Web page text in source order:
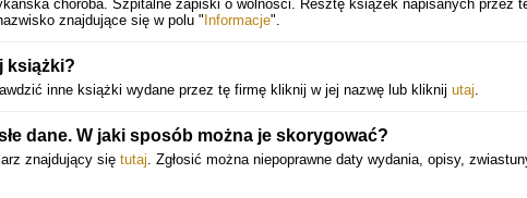
choroba. Szpitalne zapiski o wolności. Resztę książek napisanych przez
znajdujące się w polu " Informacje".
książki?
inne książki wydane przez tę firmę kliknij w jej nazwę lub kliknij utaj.
dane. W jaki sposób można je skorygować?
znajdujący się tutaj. Zgłosić można niepoprawne daty wydania, opisy,